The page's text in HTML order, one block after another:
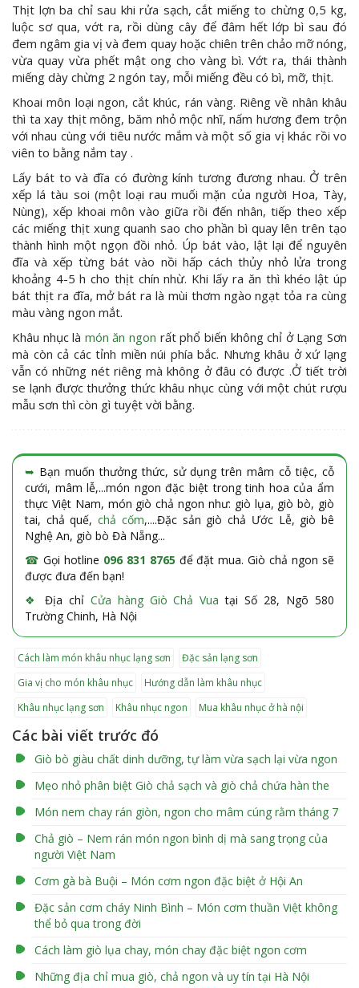
Thịt lợn ba chỉ sau khi rửa sạch, cắt miếng to chừng 0,5 kg,
luộc sơ qua, vớt ra, rồi dùng cây để đâm hết lớp bì sau đó
đem ngâm gia vị và đem quay hoặc chiên trên chảo mỡ nóng,
vừa quay vừa phết mật ong cho vàng bì. Vớt ra, thái thành
miếng dày chừng 2 ngón tay, mỗi miếng đều có bì, mỡ, thịt.
Khoai môn loại ngon, cắt khúc, rán vàng. Riêng về nhân khâu
thì ta xay thịt mông, băm nhỏ mộc nhĩ, nấm hương đem trộn
với nhau cùng với tiêu nước mắm và một số gia vị khác rồi vo
viên to bằng nắm tay .
Lấy bát to và đĩa có đường kính tương đương nhau. Ở trên
xếp lá tàu soi (một loại rau muối mặn của người Hoa, Tày,
Nùng), xếp khoai môn vào giữa rồi đến nhân, tiếp theo xếp
các miếng thịt xung quanh sao cho phần bì quay lên trên tạo
thành hình một ngọn đồi nhỏ. Úp bát vào, lật lại để nguyên
đĩa và xếp từng bát vào nồi hấp cách thủy nhỏ lửa trong
khoảng 4-5 h cho thịt chín nhừ. Khi lấy ra ăn thì khéo lật úp
bát thịt ra đĩa, mở bát ra là mùi thơm ngào ngạt tỏa ra cùng
màu vàng ngon mắt.
Khâu nhục là món ăn ngon rất phổ biến không chỉ ở Lạng Sơn
mà còn cả các tỉnh miền núi phía bắc. Nhưng khâu ở xứ lạng
vẫn có những nét riêng mà không ở đâu có được .Ở tiết trời
se lạnh được thưởng thức khâu nhục cùng với một chút rượu
mẫu sơn thì còn gì tuyệt vời bằng.
➥ Bạn muốn thưởng thức, sử dụng trên mâm cỗ tiệc, cỗ
cưới, mâm lễ,...món ngon đặc biệt trong tinh hoa của ẩm
thực Việt Nam, món giò chả ngon như: giò lụa, giò bò, giò
tai, chả quế,chả cốm,....Đặc sản giò chả Ước Lễ, giò bê
Nghệ An, giò bò Đà Nẵng...
☎ Gọi hotline 096 831 8765 để đặt mua. Giò chả ngon sẽ
được đưa đến bạn!
❖
Địa chỉ Cửa hàng Giò Chả Vua tại Số 28, Ngõ 580
Trường Chinh, Hà Nội
cách làm món khâu nhục lạng sơn
đặc sản lạng sơn
gia vị cho món khâu nhục
hướng dẫn làm khâu nhục
khâu nhục lạng sơn
khâu nhục ngon mua khâu nhục ở hà nội
Các bài viết trước đó
Giò bò giàu chất dinh dưỡng, tự làm vừa sạch lại vừa ngon
Mẹo nhỏ phân biệt Giò chả sạch và giò chả chứa hàn the
Món nem chay rán giòn, ngon cho mâm cúng rằm tháng 7
Chả giò – Nem rán món ngon bình dị mà sang trọng của
người Việt Nam
Cơm gà bà Buội – Món cơm ngon đặc biệt ở Hội An
Đặc sản cơm cháy Ninh Bình – Món cơm thuần Việt không
thể bỏ qua trong đời
Cách làm giò lụa chay, món chay đặc biệt ngon cơm
Những địa chỉ mua giò, chả ngon và uy tín tại Hà Nội